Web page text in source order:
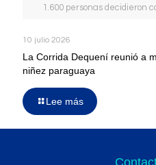
1.600 personas decidieron
10 julio 2026
La Corrida Dequení reunió a
niñez paraguaya
Lee más